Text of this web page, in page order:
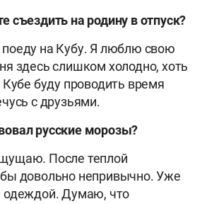
съездить на родину в отпуск?
на Кубу. Я люблю свою
здесь слишком холодно, хоть
буду проводить время
с друзьями.
русские морозы?
После теплой
довольно непривычно. Уже
одеждой. Думаю, что